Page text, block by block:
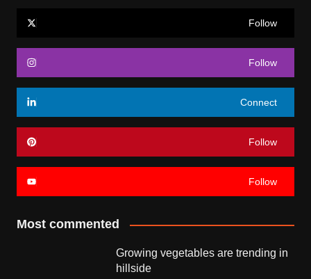
Follow
Follow
Connect
Follow
Follow
Most commented
Growing vegetables are trending in
hillside